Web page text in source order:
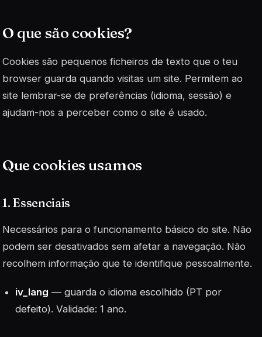
O que são cookies?
Cookies são pequenos ficheiros de texto que o teu
browser guarda quando visitas um site. Permitem ao
site lembrar-se de preferências (idioma, sessão) e
ajudam-nos a perceber como o site é usado.
Que cookies usamos
1. Essenciais
Necessários para o funcionamento básico do site. Não
podem ser desativados sem afetar a navegação. Não
recolhem informação que te identifique pessoalmente.
iv_lang — guarda o idioma escolhido (PT por
defeito). Validade: 1 ano.